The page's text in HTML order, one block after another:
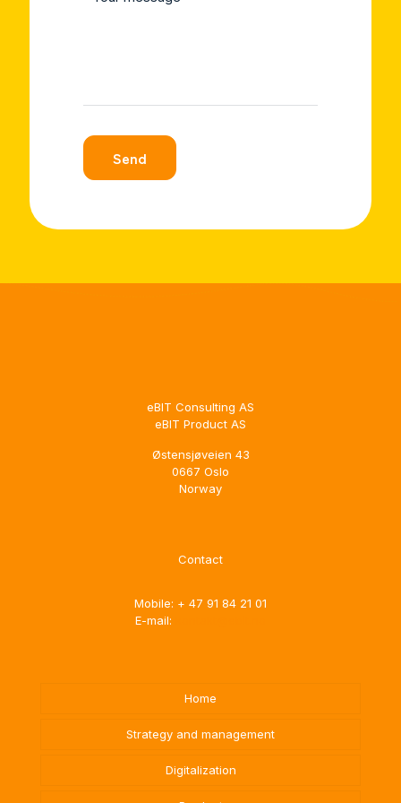
eBIT Consulting AS
eBIT Product AS
Østensjøveien 43
0667 Oslo
Norway
Contact
Mobile: + 47 91 84 21 01
E-mail:
Home
Strategy and management
Digitalization